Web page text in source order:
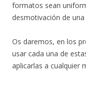
formatos sean
desmotivación de
Os daremos, en los
usar cada una de
aplicarlas a cualquier